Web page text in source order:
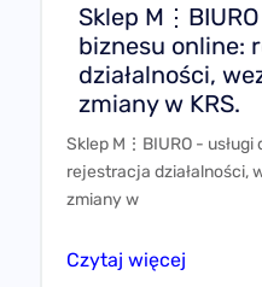
Sklep
biznesu online:
działalności,
zmiany w KRS.
Sklep M⋮BIURO - usługi
rejestracja działalności,
zmiany w
Czytaj więcej